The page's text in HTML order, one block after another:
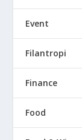
Event
Filantropi
Finance
Food